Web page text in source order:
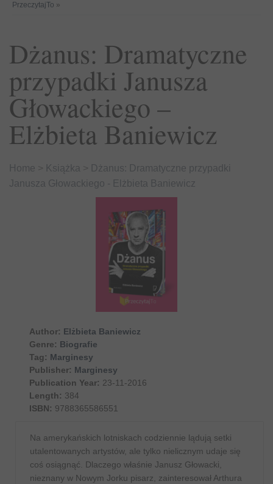
PrzeczytajTo »
Dżanus: Dramatyczne
przypadki Janusza
Głowackiego –
Elżbieta Baniewicz
Home Książka
Dżanus: Dramatyczne przypadki
Janusza Głowackiego - Elżbieta Baniewicz
Author: Elżbieta Baniewicz
Genre: Biografie
Tag: Marginesy
Publisher: Marginesy
Publication Year: 23-11-2016
Length: 384
ISBN: 9788365586551
Na amerykańskich lotniskach codziennie lądują setki
utalentowanych artystów, ale tylko nielicznym udaje się
coś osiągnąć. Dlaczego właśnie Janusz Głowacki,
nieznany w Nowym Jorku pisarz, zainteresował Arthura